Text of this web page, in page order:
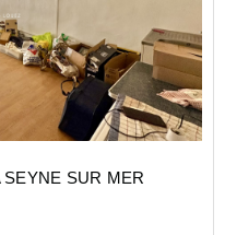
SEYNE SUR MER